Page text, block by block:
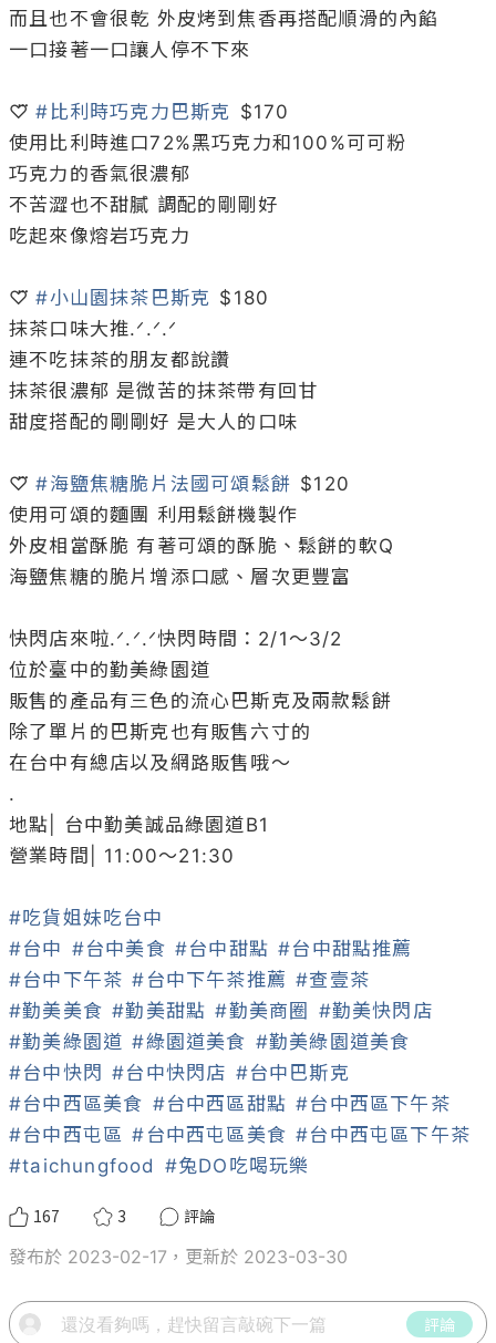
而且也不會很乾 外皮烤到焦香再搭配順滑的內餡
一口接著一口讓人停不下來
♡⃛ #比利時巧克力巴斯克 $170
使用比利時進口72%黑巧克力和100%可可粉
巧克力的香氣很濃郁
不苦澀也不甜膩 調配的剛剛好
吃起來像熔岩巧克力
♡⃛ #小山園抹茶巴斯克 $180
抹茶口味大推‪.ᐟ‪.ᐟ‪.ᐟ‪
連不吃抹茶的朋友都說讚
抹茶很濃郁 是微苦的抹茶帶有回甘
甜度搭配的剛剛好 是大人的口味
♡⃛ #海鹽焦糖脆片法國可頌鬆餅 $120
使用可頌的麵團 利用鬆餅機製作
外皮相當酥脆 有著可頌的酥脆、鬆餅的軟Q
海鹽焦糖的脆片增添口感、層次更豐富
快閃店來啦‪.ᐟ‪.ᐟ‪.ᐟ‪快閃時間：2/1～3/2
位於臺中的勤美綠園道
販售的產品有三色的流心巴斯克及兩款鬆餅
除了單片的巴斯克也有販售六寸的
在台中有總店以及網路販售哦～
.
地點| 台中勤美誠品綠園道B1
營業時間| 11:00～21:30
#吃貨姐妹吃台中
#台中 #台中美食 #台中甜點 #台中甜點推薦
#台中下午茶 #台中下午茶推薦 #查壹茶
#勤美美食 #勤美甜點 #勤美商圈
#勤美快閃店
#勤美綠園道 #綠園道美食 #勤美綠園道美食
#台中快閃 #台中快閃店 #台中巴斯克
#台中西區美食 #台中西區甜點 #台中西區下午茶
#台中西屯區 #台中西屯區美食 #台中西屯區下午茶
#taichungfood #兔DO吃喝玩樂
167 3
評論
發布於 2023-02-17，更新於 2023-03-30
評論